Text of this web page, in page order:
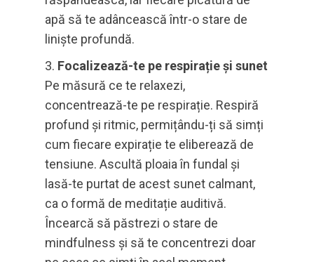
apă să te adâncească într-o stare de
liniște profundă.
Focalizează-te pe respirație și sunet
Pe măsură ce te relaxezi,
concentrează-te pe respirație. Respiră
profund și ritmic, permițându-ți să simți
cum fiecare expirație te eliberează de
tensiune. Ascultă ploaia în fundal și
lasă-te purtat de acest sunet calmant,
ca o formă de meditație auditivă.
Încearcă să păstrezi o stare de
mindfulness și să te concentrezi doar